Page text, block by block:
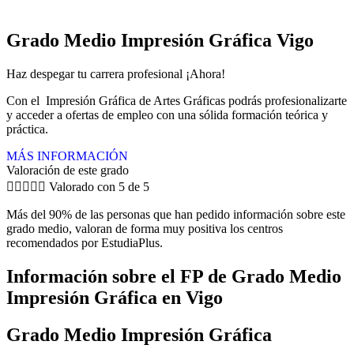
Grado Medio Impresión Gráfica Vigo
Haz despegar tu carrera profesional ¡Ahora!
Con el Impresión Gráfica de Artes Gráficas podrás profesionalizarte
y acceder a ofertas de empleo con una sólida formación teórica y
práctica.
MÁS INFORMACIÓN
Valoración de este grado
     Valorado con 5 de 5
Más del 90% de las personas que han pedido información sobre este
grado medio, valoran de forma muy positiva los centros
recomendados por EstudiaPlus.
Información sobre el FP de Grado Medio
Impresión Gráfica en Vigo
Grado Medio Impresión Gráfica